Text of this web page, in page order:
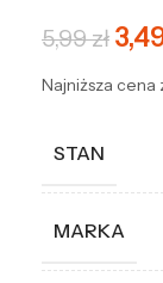
5,99zł
Najniższa cena
STAN
MARKA